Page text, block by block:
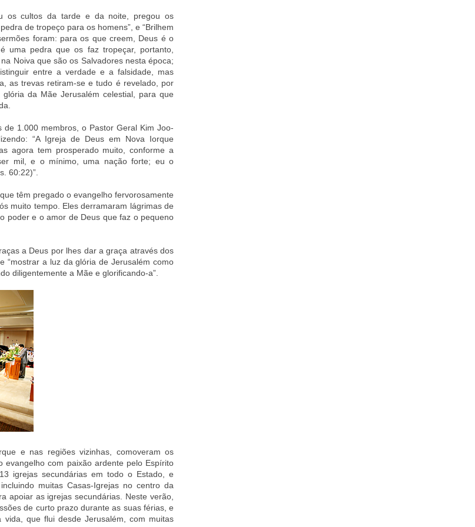
os cultos da tarde e da noite, pregou os
de tropeço para os homens”, e “Brilhem
foram: para os que creem, Deus é o
uma pedra que os faz tropeçar, portanto,
Noiva que são os Salvadores nesta época;
entre a verdade e a falsidade, mas
as trevas retiram-se e tudo é revelado, por
da Mãe Jerusalém celestial, para que
1.000 membros, o Pastor Geral Kim Joo-
“A Igreja de Deus em Nova Iorque
agora tem prosperado muito, conforme a
mil, e o mínimo, uma nação forte; eu o
60:22)”.
têm pregado o evangelho fervorosamente
muito tempo. Eles derramaram lágrimas de
poder e o amor de Deus que faz o pequeno
a Deus por lhes dar a graça através dos
“mostrar a luz da glória de Jerusalém como
diligentemente a Mãe e glorificando-a”.
e nas regiões vizinhas, comoveram os
com paixão ardente pelo Espírito
igrejas secundárias em todo o Estado, e
muitas Casas-Igrejas no centro da
apoiar as igrejas secundárias. Neste verão,
de curto prazo durante as suas férias, e
que flui desde Jerusalém, com muitas